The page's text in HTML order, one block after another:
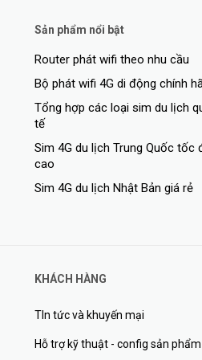
năng Port Mirroring, chống loop,
để tăng cường bảo mật và hiệu suất
SG1024DE 24 cổng Gigabit thế hệ
dài cáp, giúp hệ thống mạng hạn chế
Sản phẩm nổi bật
Router phát wifi theo nhu cầu
Bộ phát wifi 4G di động chính
Tổng hợp các loại sim du lịch
tế
Sim 4G du lịch Trung Quốc tốc
cao
Sim 4G du lịch Nhật Bản giá rẻ
KHÁCH HÀNG
TIn tức và khuyến mại
Hỗ trợ kỹ thuật - config sản phẩm